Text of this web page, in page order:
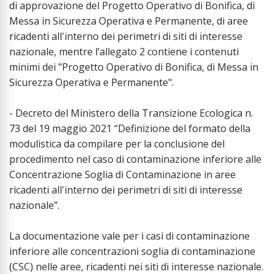
di approvazione del Progetto Operativo di Bonifica, di
Messa in Sicurezza Operativa e Permanente, di aree
ricadenti all'interno dei perimetri di siti di interesse
nazionale, mentre l’allegato 2 contiene i contenuti
minimi dei "Progetto Operativo di Bonifica, di Messa in
Sicurezza Operativa e Permanente".
- Decreto del Ministero della Transizione Ecologica n.
73 del 19 maggio 2021 “Definizione del formato della
modulistica da compilare per la conclusione del
procedimento nel caso di contaminazione inferiore alle
Concentrazione Soglia di Contaminazione in aree
ricadenti all'interno dei perimetri di siti di interesse
nazionale”.
La documentazione vale per i casi di contaminazione
inferiore alle concentrazioni soglia di contaminazione
(CSC) nelle aree, ricadenti nei siti di interesse nazionale.